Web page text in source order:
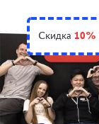
Скидка 10%